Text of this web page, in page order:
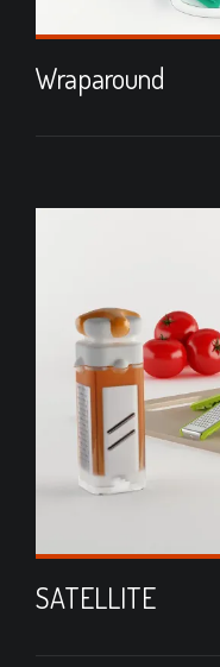
Wraparound
SATELLITE